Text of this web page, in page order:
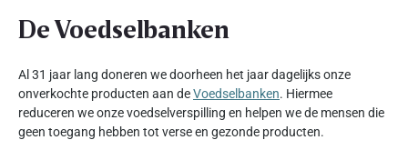
De Voedselbanken
Al 31 jaar lang doneren we doorheen het jaar dagelijks onze
onverkochte producten aan deVoedselbanken. Hiermee
reduceren we onze voedselverspilling en helpen we de mensen die
geen toegang hebben tot verse en gezonde producten.